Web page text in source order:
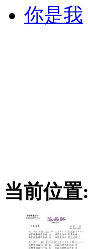
你是我
当前位置: